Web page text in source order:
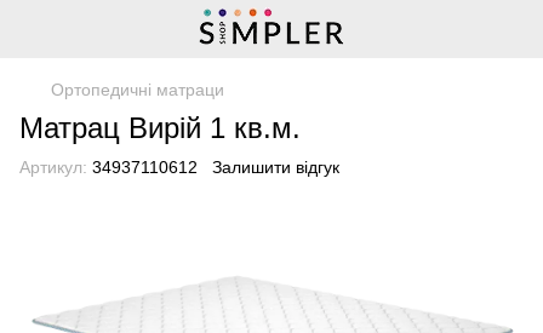
Ортопедичні матраци
Матрац Вирій 1 кв.м.
Артикул: 34937110612 Залишити відгук